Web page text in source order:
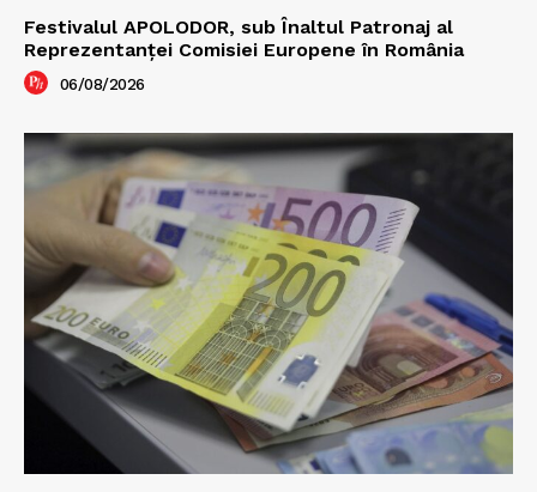
Festivalul APOLODOR, sub Înaltul Patronaj al
Reprezentanței Comisiei Europene în România
06/08/2026